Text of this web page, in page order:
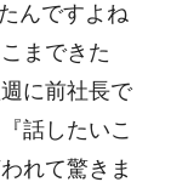
んですよね
まできた
に前社長で
話したいこ
れて驚きま